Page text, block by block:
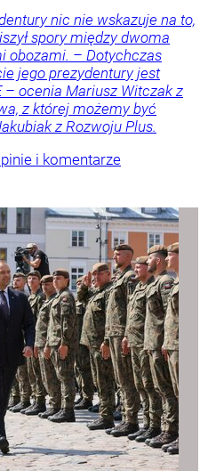
nic nie wskazuje na to,
spory między dwoma
obozami. – Dotychczas
jego prezydentury jest
– ocenia Mariusz Witczak z
z której możemy być
z Rozwoju Plus.
i komentarze